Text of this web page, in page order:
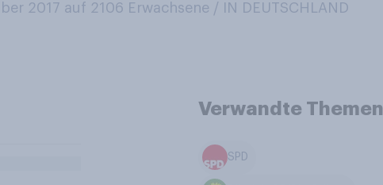
2017 auf 2106 Erwachsene / IN DEUTSCHLAND
Verwandte Themen
SPD